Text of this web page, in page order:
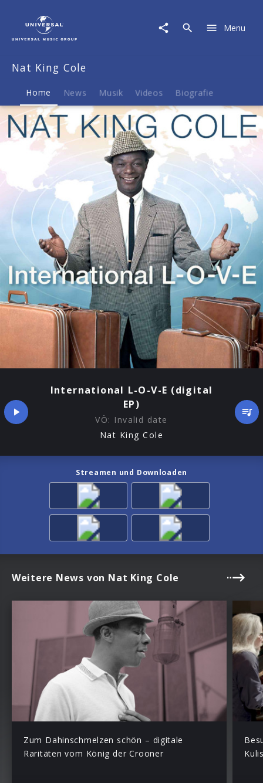
Menu
Nat King Cole
Home News Musik Videos Biografie
International L-O-V-E (digital
EP)
VÖ: Invalid date
Nat King Cole
Streamen und Downloaden
Weitere News von Nat King Cole
Zum Dahinschmelzen schön – digitale
Raritäten vom König der Crooner